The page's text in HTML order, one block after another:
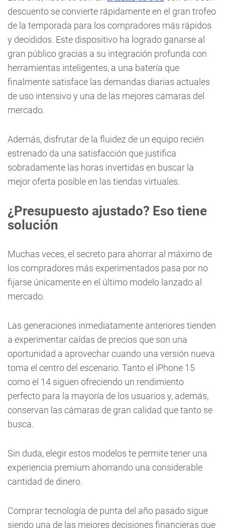
descuento se convierte rápidamente en el gran trofeo
de la temporada para los compradores más rápidos
y decididos. Este dispositivo ha logrado ganarse al
gran público gracias a su integración profunda con
herramientas inteligentes, a una batería que
finalmente satisface las demandas diarias actuales
de uso intensivo y una de las mejores cámaras del
mercado.
Además, disfrutar de la fluidez de un equipo recién
estrenado da una satisfacción que justifica
sobradamente las horas invertidas en buscar la
mejor oferta posible en las tiendas virtuales.
¿Presupuesto ajustado? Eso tiene
solución
Muchas veces, el secreto para ahorrar al máximo de
los compradores más experimentados pasa por no
fijarse únicamente en el último modelo lanzado al
mercado.
Las generaciones inmediatamente anteriores tienden
a experimentar caídas de precios que son una
oportunidad a aprovechar cuando una versión nueva
toma el centro del escenario. Tanto el iPhone 15
como el 14 siguen ofreciendo un rendimiento
perfecto para la mayoría de los usuarios y, además,
conservan las cámaras de gran calidad que tanto se
busca.
Sin duda, elegir estos modelos te permite tener una
experiencia premium ahorrando una considerable
cantidad de dinero.
Comprar tecnología de punta del año pasado sigue
siendo una de las mejores decisiones financieras que